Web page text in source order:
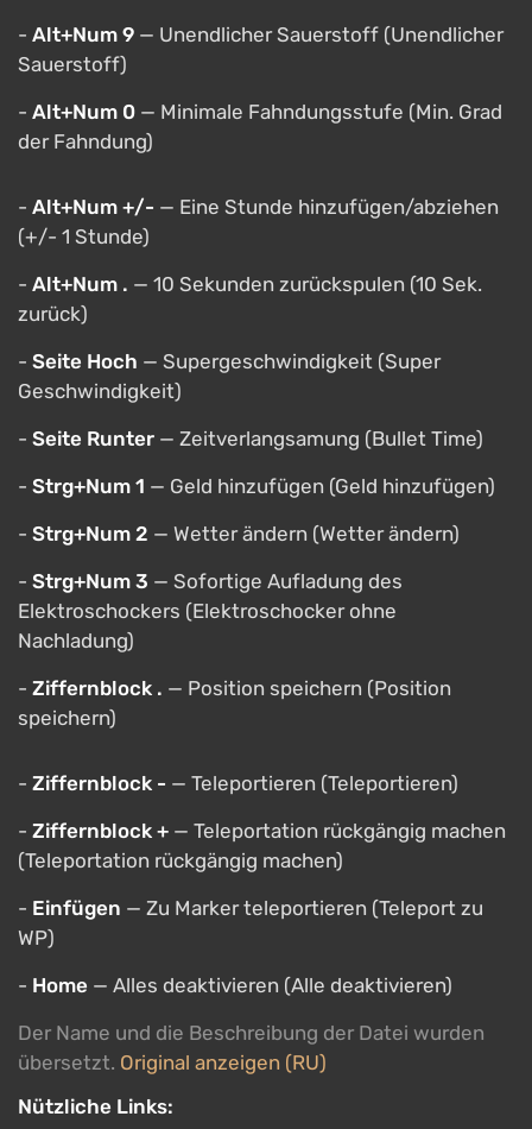
- Alt+Num 9 — Unendlicher Sauerstoff (Unendlicher
Sauerstoff)
- Alt+Num 0 — Minimale Fahndungsstufe (Min. Grad
der Fahndung)
- Alt+Num +/- — Eine Stunde hinzufügen/abziehen
(+/- 1 Stunde)
- Alt+Num . — 10 Sekunden zurückspulen (10 Sek.
zurück)
- Seite Hoch — Supergeschwindigkeit (Super
Geschwindigkeit)
- Seite Runter — Zeitverlangsamung (Bullet Time)
- Strg+Num 1 — Geld hinzufügen (Geld hinzufügen)
- Strg+Num 2 — Wetter ändern (Wetter ändern)
- Strg+Num 3 — Sofortige Aufladung des
Elektroschockers (Elektroschocker ohne
Nachladung)
- Ziffernblock . — Position speichern (Position
speichern)
- Ziffernblock - — Teleportieren (Teleportieren)
- Ziffernblock + — Teleportation rückgängig machen
(Teleportation rückgängig machen)
- Einfügen — Zu Marker teleportieren (Teleport zu
WP)
- Home — Alles deaktivieren (Alle deaktivieren)
Der Name und die Beschreibung der Datei wurden
übersetzt. Original anzeigen (RU)
Nützliche Links: